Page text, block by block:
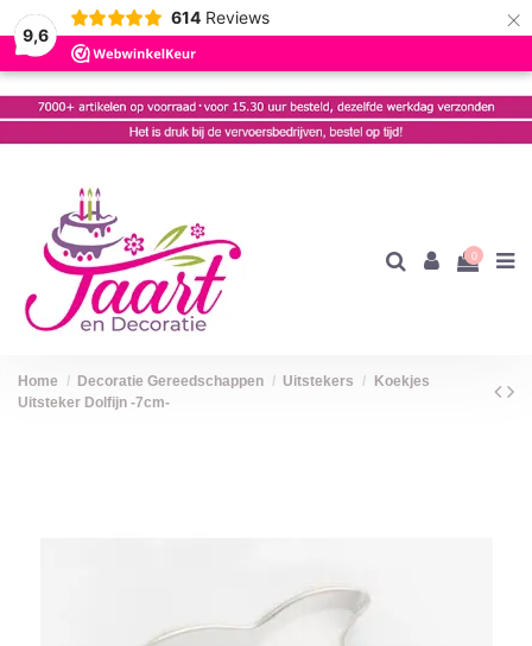
9,6
614 Reviews ×
0
Home Decoratie Gereedschappen Uitstekers
Koekjes
Uitsteker Dolfijn -7cm-